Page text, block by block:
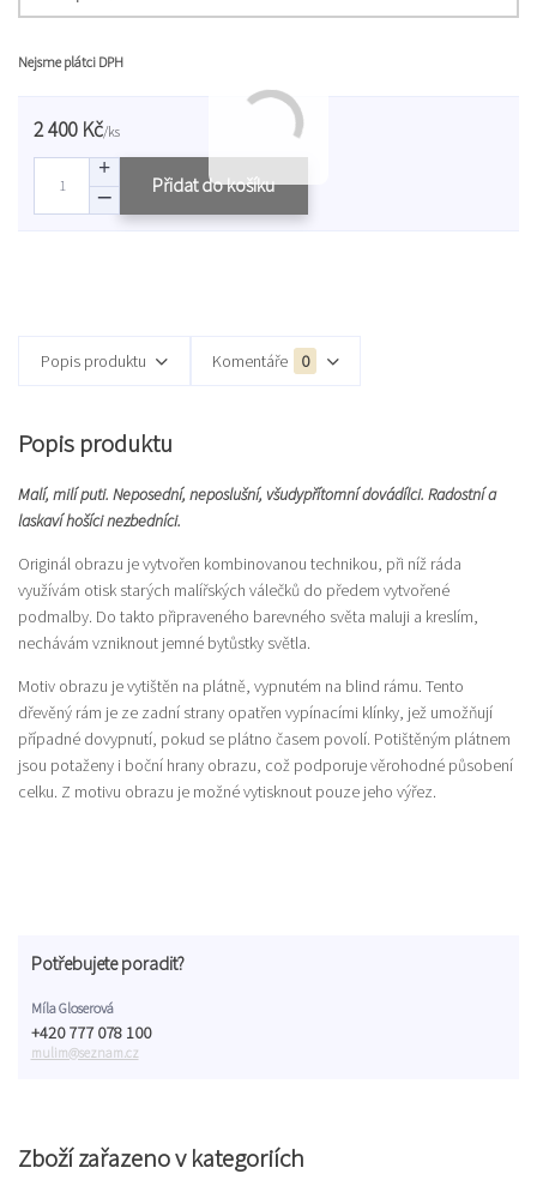
Nejsme plátci DPH
2 400 Kč/ks
Přidat do košíku
Popis produktu Komentáře 0
Popis produktu
Malí, milí puti. Neposední, neposlušní, všudypřítomní dovádílci. Radostní a
laskaví hošíci nezbedníci.
Originál obrazu je vytvořen kombinovanou technikou, při níž ráda
využívám otisk starých malířských válečků do předem vytvořené
podmalby. Do takto připraveného barevného světa maluji a kreslím,
nechávám vzniknout jemné bytůstky světla.
Motiv obrazu je vytištěn na plátně, vypnutém na blind rámu. Tento
dřevěný rám je ze zadní strany opatřen vypínacími klínky, jež umožňují
případné dovypnutí, pokud se plátno časem povolí. Potištěným plátnem
jsou potaženy i boční hrany obrazu, což podporuje věrohodné působení
celku. Z motivu obrazu je možné vytisknout pouze jeho výřez.
Zboží zařazeno v kategoriích
Potřebujete poradit?
Míla Gloserová
+420 777 078 100
mulim@seznam.cz